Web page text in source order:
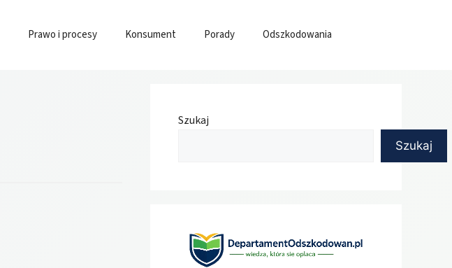
Prawo i procesy Konsument Porady Odszkodowania
Szukaj
Szukaj